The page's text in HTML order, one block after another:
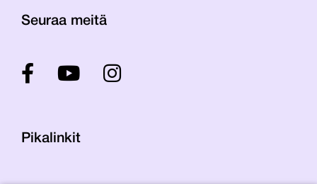
Seuraa meitä
Pikalinkit